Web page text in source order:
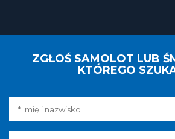
ZGŁOŚ SAMOLOT LUB
KTÓREGO